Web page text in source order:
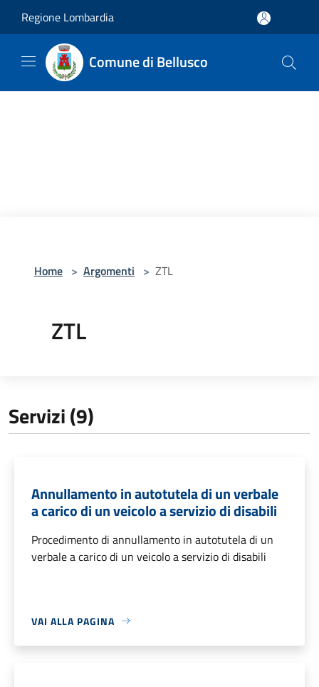
Regione Lombardia
Comune di Bellusco
Home > Argomenti > ZTL
ZTL
Servizi (9)
Annullamento in autotutela di un verbale
a carico di un veicolo a servizio di disabili
Procedimento di annullamento in autotutela di un
verbale a carico di un veicolo a servizio di disabili
VAI ALLA PAGINA